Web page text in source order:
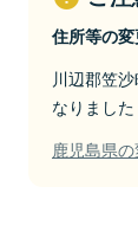
住所等の
川辺郡笠
なりました
鹿児島県